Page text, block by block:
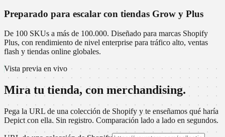
Preparado para escalar con tiendas Grow y Plus
De 100 SKUs a más de 100.000. Diseñado para marcas Shopify
Plus, con rendimiento de nivel enterprise para tráfico alto, ventas
flash y tiendas online globales.
Vista previa en vivo
Mira tu tienda, con merchandising.
Pega la URL de una colección de Shopify y te enseñamos qué haría
Depict con ella. Sin registro. Comparación lado a lado en segundos.